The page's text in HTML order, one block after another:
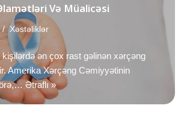
Və Müalicəsi
Xəstəliklər
ən çox rast gəlinən xərçəng
Amerika Xərçəng Cəmiyyətinin
Ətraflı »